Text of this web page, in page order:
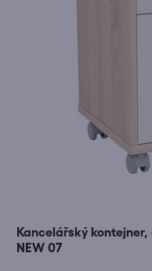
Kancelářský
NEW 07